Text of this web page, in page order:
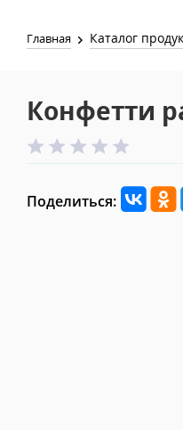
Главная Каталог
Конфетти
Поделиться: